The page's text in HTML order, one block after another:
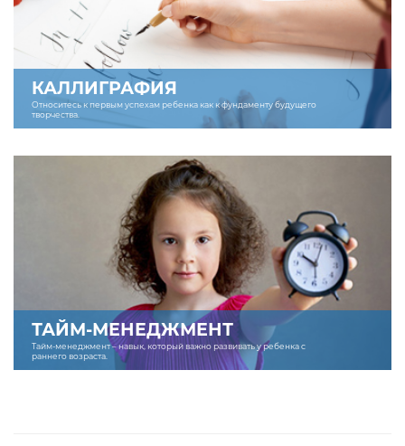
КАЛЛИГРАФИЯ
Относитесь к первым успехам ребенка как к фундаменту будущего
творчества.
ТАЙМ-МЕНЕДЖМЕНТ
Тайм-менеджмент – навык, который важно развивать у ребенка с
раннего возраста.